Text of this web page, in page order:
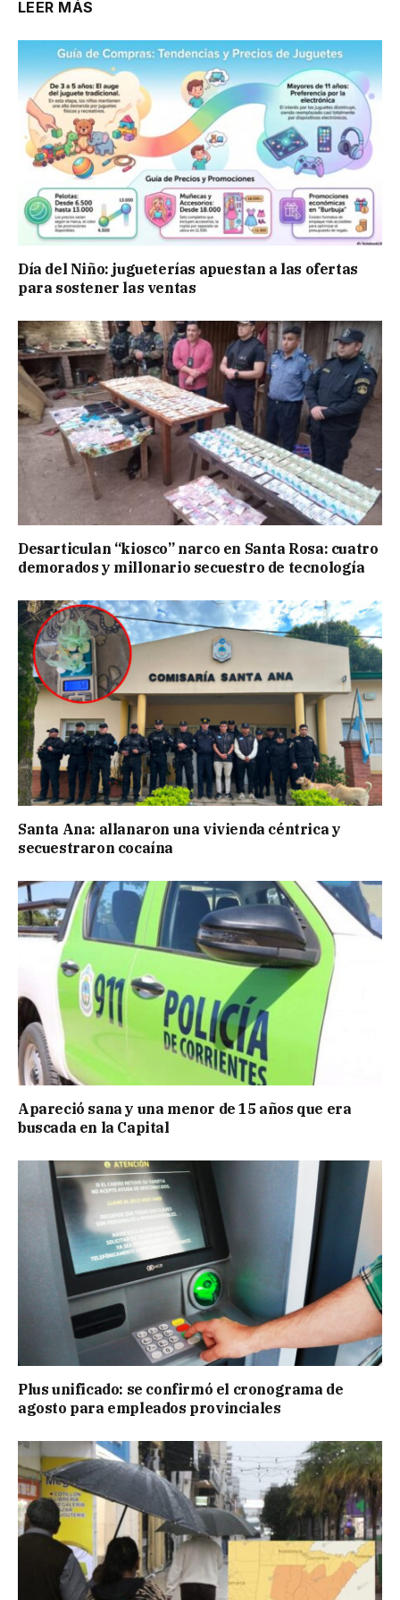
LEER MÁS
Día del Niño: jugueterías apuestan a las ofertas
para sostener las ventas
Desarticulan “kiosco” narco en Santa Rosa: cuatro
demorados y millonario secuestro de tecnología
Santa Ana: allanaron una vivienda céntrica y
secuestraron cocaína
Apareció sana y una menor de 15 años que era
buscada en la Capital
Plus unificado: se confirmó el cronograma de
agosto para empleados provinciales